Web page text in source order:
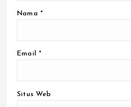
Nama *
Email *
Situs Web